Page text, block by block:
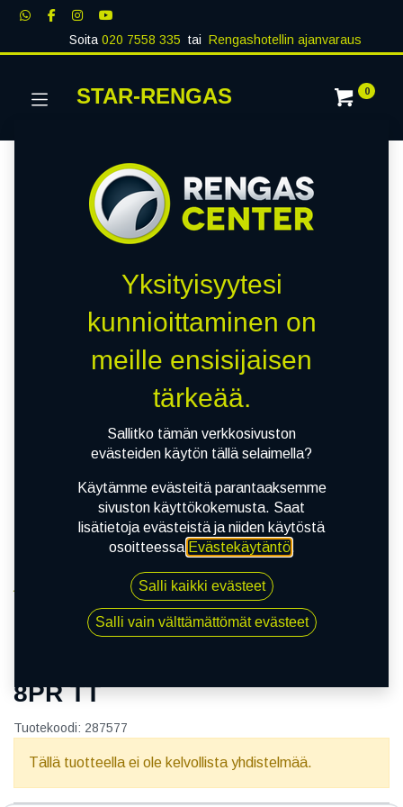
Soita020 7558 335 tai Rengashotellin ajanvaraus
STAR-RENGAS 0
12.40-24 MARCHER QZ-702 XL 8PR TT
8PR TT
Tuotekoodi: 287577
Tällä tuotteella ei ole kelvollista yhdistelmää.
Yksityisyytesi
kunnioittaminen on
meille ensisijaisen
tärkeää.
Sallitko tämän verkkosivuston
evästeiden käytön tällä selaimella?
Käytämme evästeitä parantaaksemme
sivuston käyttökokemusta. Saat
lisätietoja evästeistä ja niiden käytöstä
osoitteessa Evästekäytäntö.
Salli kaikki evästeet
Salli vain välttämättömät evästeet